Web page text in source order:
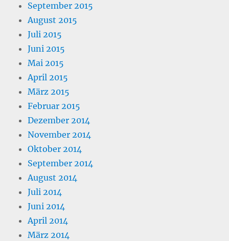
September 2015
August 2015
Juli 2015
Juni 2015
Mai 2015
April 2015
März 2015
Februar 2015
Dezember 2014
November 2014
Oktober 2014
September 2014
August 2014
Juli 2014
Juni 2014
April 2014
März 2014